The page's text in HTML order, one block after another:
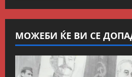
МОЖЕБИ ЌЕ ВИ СЕ